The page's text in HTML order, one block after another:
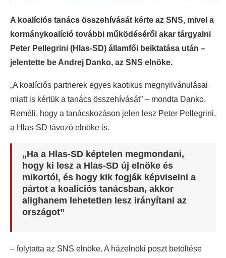
A koalíciós tanács összehívását kérte az SNS, mivel a
kormánykoalíció további működéséről akar tárgyalni
Peter Pellegrini (Hlas-SD) államfői beiktatása után –
jelentette be Andrej Danko, az SNS elnöke.
„A koalíciós partnerek egyes kaotikus megnyilvánulásai
miatt is kértük a tanács összehívását” – mondta Danko.
Reméli, hogy a tanácskozáson jelen lesz Peter Pellegrini,
a Hlas-SD távozó elnöke is.
„Ha a Hlas-SD képtelen megmondani,
hogy ki lesz a Hlas-SD új elnöke és
mikortól, és hogy kik fogják képviselni a
pártot a koalíciós tanácsban, akkor
alighanem lehetetlen lesz irányítani az
országot”
– folytatta az SNS elnöke. A házelnöki poszt betöltése